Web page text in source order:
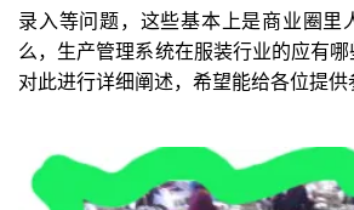
录入等问题，这些基本上是商业圈里
么，生产管理系统在服装行业的应有
对此进行详细阐述，希望能给各位提供